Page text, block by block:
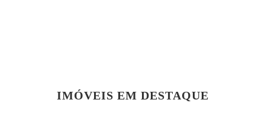
IMÓVEIS EM DESTAQUE